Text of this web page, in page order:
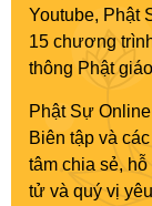
Youtube, Phật
15 chương
thông Phật
Phật Sự
Biên tập và
tâm chia sẻ,
tử và quý vị